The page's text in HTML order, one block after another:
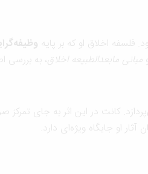
مبانی مابعدالطبیعه اخلاق، به بررسی
کانت در این اثر به جای تمرکز
او جایگاه ویژه‌ای دارد.